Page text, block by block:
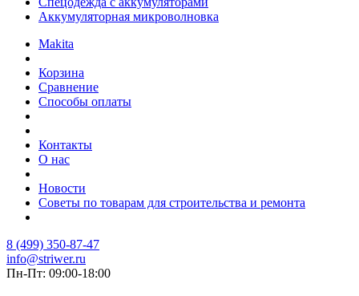
Аккумуляторная микроволновка
Makita
Корзина
Сравнение
Способы оплаты
Контакты
О нас
Новости
Советы по товарам для строительства и ремонта
8 (499) 350-87-47
info@striwer.ru
Пн-Пт: 09:00-18:00